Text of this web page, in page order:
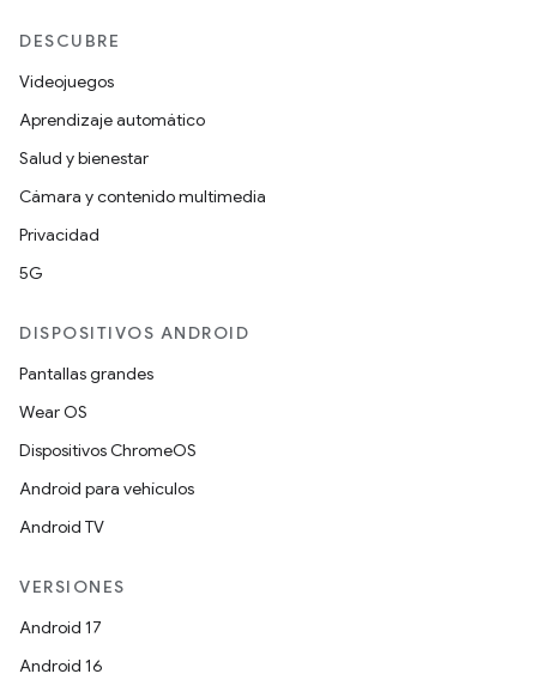
DESCUBRE
Videojuegos
Aprendizaje automático
Salud y bienestar
Cámara y contenido multimedia
Privacidad
5G
DISPOSITIVOS ANDROID
Pantallas grandes
Wear OS
Dispositivos ChromeOS
Android para vehículos
Android TV
VERSIONES
Android 17
Android 16